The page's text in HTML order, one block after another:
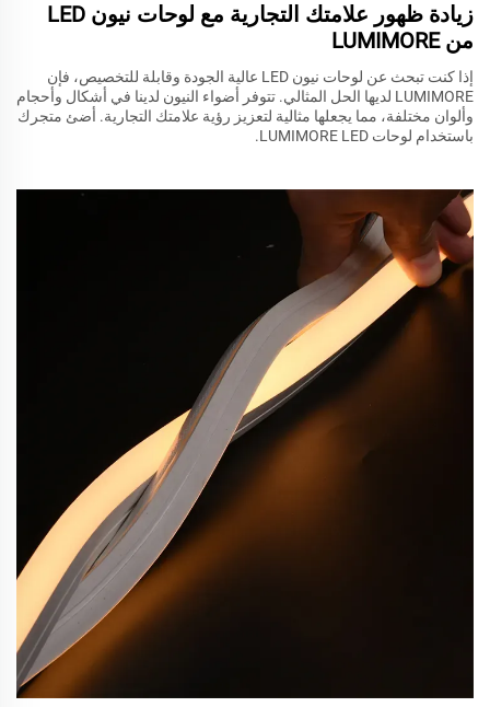
زيادة ظهور علامتك التجارية مع لوحات نيون LED
من LUMIMORE
إذا كنت تبحث عن لوحات نيون LED عالية الجودة وقابلة للتخصيص، فإن
LUMIMORE لديها الحل المثالي. تتوفر أضواء النيون لدينا في أشكال وأحجام
وألوان مختلفة، مما يجعلها مثالية لتعزيز رؤية علامتك التجارية. أضئ متجرك
باستخدام لوحات LUMIMORE LED.